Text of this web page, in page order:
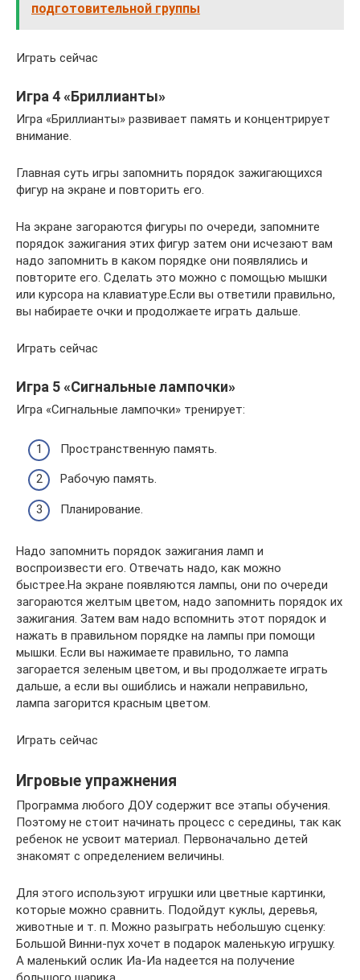
подготовительной группы
Играть сейчас
Игра 4 «Бриллианты»
Игра «Бриллианты» развивает память и концентрирует
внимание.
Главная суть игры запомнить порядок зажигающихся
фигур на экране и повторить его.
На экране загораются фигуры по очереди, запомните
порядок зажигания этих фигур затем они исчезают вам
надо запомнить в каком порядке они появлялись и
повторите его. Сделать это можно с помощью мышки
или курсора на клавиатуре.Если вы ответили правильно,
вы набираете очки и продолжаете играть дальше.
Играть сейчас
Игра 5 «Сигнальные лампочки»
Игра «Сигнальные лампочки» тренирует:
Пространственную память.
Рабочую память.
Планирование.
Надо запомнить порядок зажигания ламп и
воспроизвести его. Отвечать надо, как можно
быстрее.На экране появляются лампы, они по очереди
загораются желтым цветом, надо запомнить порядок их
зажигания. Затем вам надо вспомнить этот порядок и
нажать в правильном порядке на лампы при помощи
мышки. Если вы нажимаете правильно, то лампа
загорается зеленым цветом, и вы продолжаете играть
дальше, а если вы ошиблись и нажали неправильно,
лампа загорится красным цветом.
Играть сейчас
Игровые упражнения
Программа любого ДОУ содержит все этапы обучения.
Поэтому не стоит начинать процесс с середины, так как
ребенок не усвоит материал. Первоначально детей
знакомят с определением величины.
Для этого используют игрушки или цветные картинки,
которые можно сравнить. Подойдут куклы, деревья,
животные и т. п. Можно разыграть небольшую сценку:
Большой Винни-пух хочет в подарок маленькую игрушку.
А маленький ослик Иа-Иа надеется на получение